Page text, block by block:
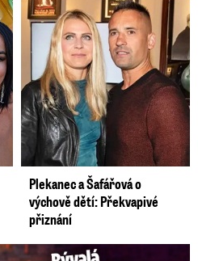
Plekanec a Šafářová o
výchově dětí: Překvapivé
přiznání